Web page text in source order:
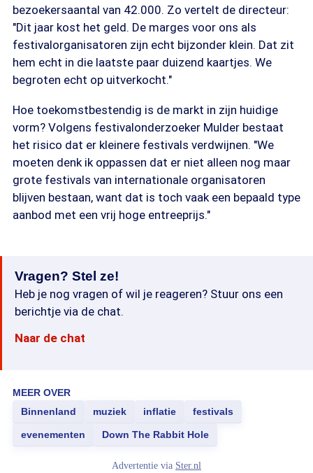
bezoekersaantal van 42.000. Zo vertelt de directeur:
"Dit jaar kost het geld. De marges voor ons als
festivalorganisatoren zijn echt bijzonder klein. Dat zit
hem echt in die laatste paar duizend kaartjes. We
begroten echt op uitverkocht."
Hoe toekomstbestendig is de markt in zijn huidige
vorm? Volgens festivalonderzoeker Mulder bestaat
het risico dat er kleinere festivals verdwijnen. "We
moeten denk ik oppassen dat er niet alleen nog maar
grote festivals van internationale organisatoren
blijven bestaan, want dat is toch vaak een bepaald type
aanbod met een vrij hoge entreeprijs."
Vragen? Stel ze!
Heb je nog vragen of wil je reageren? Stuur ons een
berichtje via de chat.
Naar de chat
MEER OVER
Binnenland
muziek inflatie festivals
evenementen Down The Rabbit Hole
Advertentie via Ster.nl